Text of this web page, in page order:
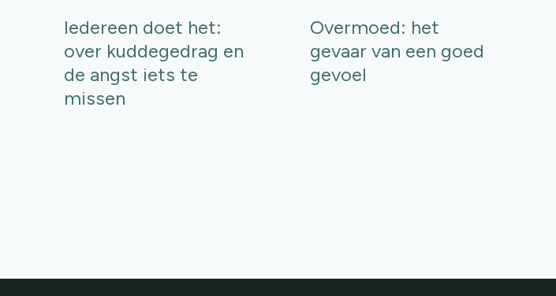
Iedereen doet het:
over kuddegedrag en
de angst iets te
missen
Overmoed: het
gevaar van een goed
gevoel